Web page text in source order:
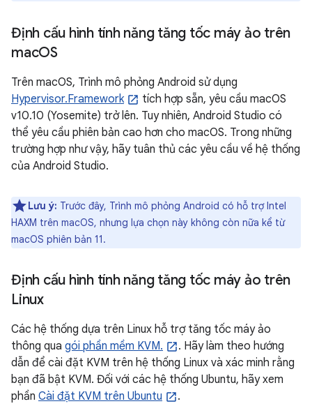
Định cấu hình tính năng tăng tốc máy ảo trên
macOS
Trên macOS, Trình mô phỏng Android sử dụng
Hypervisor.Framework
tích hợp sẵn, yêu cầu macOS
v10.10 (Yosemite) trở lên. Tuy nhiên, Android Studio có
thể yêu cầu phiên bản cao hơn cho macOS. Trong những
trường hợp như vậy, hãy tuân thủ các yêu cầu về hệ thống
của Android Studio.
Lưu ý: Trước đây, Trình mô phỏng Android có hỗ trợ Intel
HAXM trên macOS, nhưng lựa chọn này không còn nữa kể từ
macOS phiên bản 11.
Định cấu hình tính năng tăng tốc máy ảo trên
Linux
Các hệ thống dựa trên Linux hỗ trợ tăng tốc máy ảo
thông qua gói phần mềm KVM.
. Hãy làm theo hướng
dẫn để cài đặt KVM trên hệ thống Linux và xác minh rằng
bạn đã bật KVM. Đối với các hệ thống Ubuntu, hãy xem
phần Cài đặt KVM trên Ubuntu .